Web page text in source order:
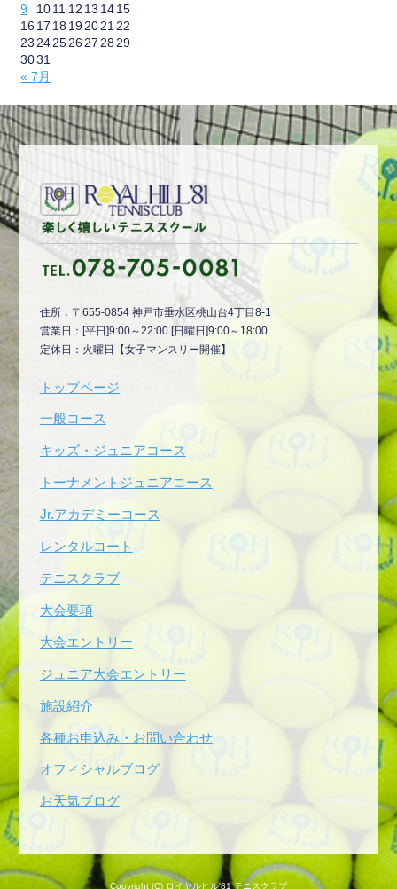
« 7月
9
1011 12 13 1415
16 17 18 192021 22
23 242526 27 28 29
3031
住所：〒655-0854 神戸市垂水区桃山台4丁目8-1
営業日：[平日]9:00～22:00 [日曜日]9:00～18:00
定休日：火曜日【女子マンスリー開催】
トップページ
一般コース
キッズ・ジュニアコース
トーナメントジュニアコース
Jr.アカデミーコース
レンタルコート
テニスクラブ
大会要項
大会エントリー
ジュニア大会エントリー
施設紹介
各種お申込み・お問い合わせ
オフィシャルブログ
お天気ブログ
Copyright (C) ロイヤルヒル'81 テニスクラブ